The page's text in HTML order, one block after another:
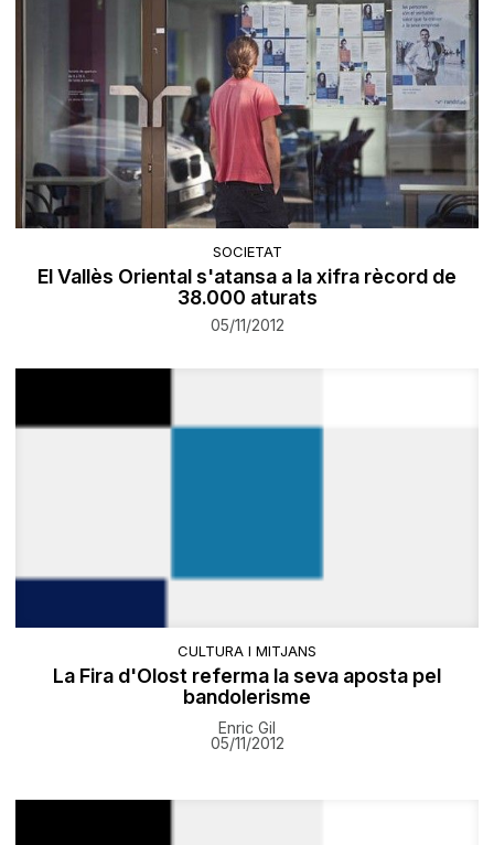
SOCIETAT
El Vallès Oriental s'atansa a la xifra rècord de
38.000 aturats
05/11/2012
CULTURA I MITJANS
La Fira d'Olost referma la seva aposta pel
bandolerisme
Enric Gil
05/11/2012